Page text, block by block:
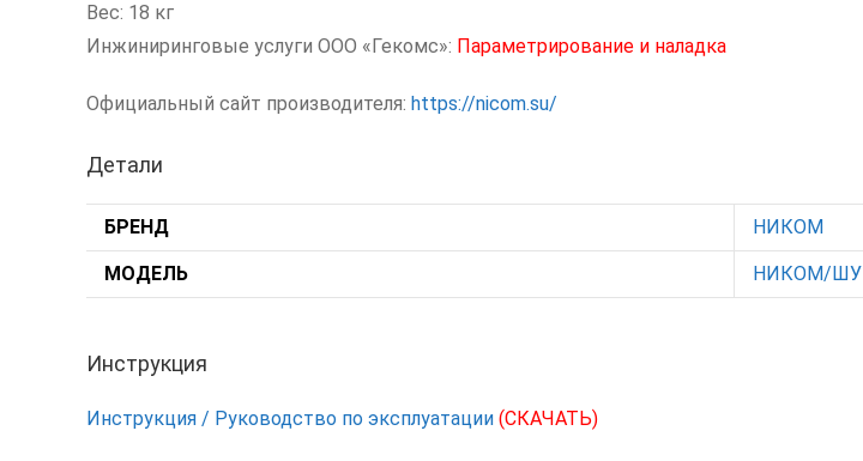
Вес: 18 кг
Инжиниринговые услуги ООО «Гекомс»: Параметрирование и наладка
Официальный сайт производителя: https://nicom.su/
Детали
БРЕНД НИКОМ
МОДЕЛЬ НИКОМ/ШУ
Инструкция
Инструкция / Руководство по эксплуатации (СКАЧАТЬ)